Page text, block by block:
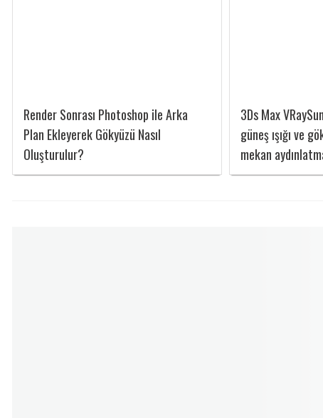
Render Sonrası Photoshop ile Arka
Plan Ekleyerek Gökyüzü Nasıl
Oluşturulur?
3Ds Max
güneş ışığı ve
mekan